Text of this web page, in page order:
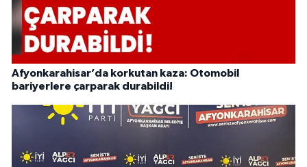
Afyonkarahisar’da korkutan kaza: Otomobil
bariyerlere çarparak durabildi!